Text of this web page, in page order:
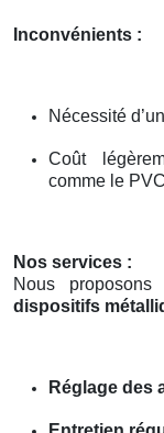
Inconvénients :
Nécessité
Coût
comme le
Nos services :
Nous
dispositifs
Réglage des